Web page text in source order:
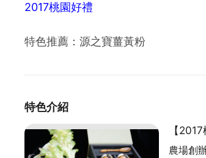
2017桃園好禮
特色推薦：源之寶薑黃粉
特色介紹
【
農場創